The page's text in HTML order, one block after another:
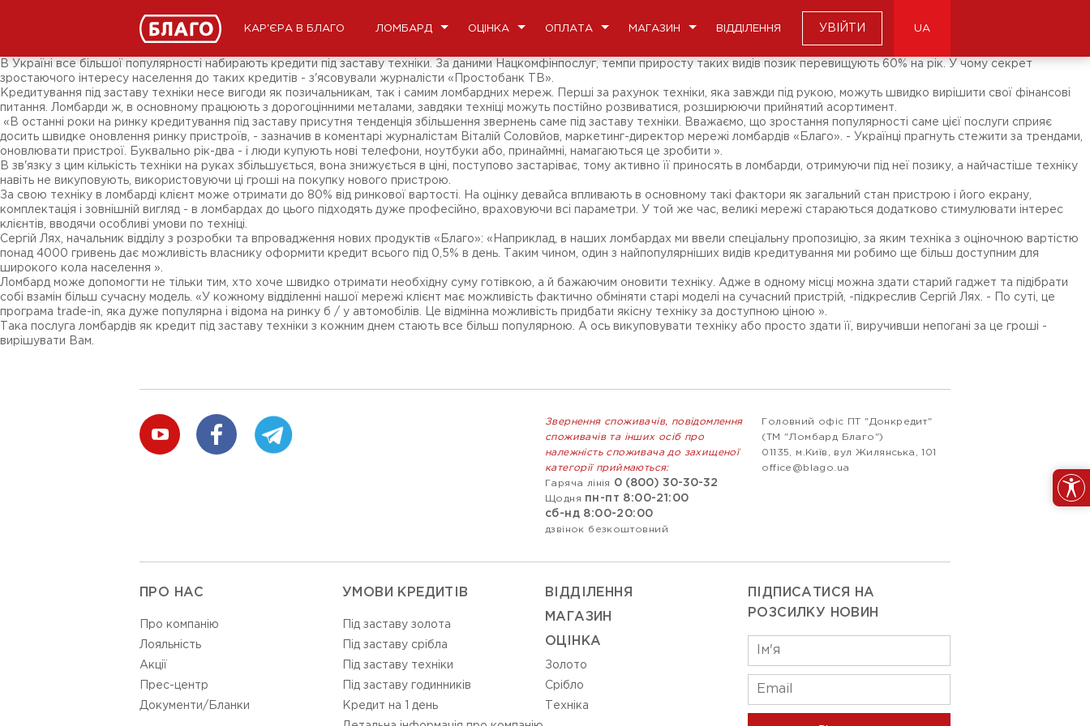
КАР'ЄРА В БЛАГО ЛОМБАРД ОЦІНКА ОПЛАТА МАГАЗИН ВІДДІЛЕННЯ УВІЙТИ UA
Подписчикам соц-сетей
В Україні все більшої популярності набирають кредити під заставу техніки. За даними Нацкомфінпослуг, темпи приросту таких видів позик перевищують 60% на рік. У чому секрет
зростаючого інтересу населення до таких кредитів - з'ясовували журналісти «Простобанк ТВ».
Кредитування під заставу техніки несе вигоди як позичальникам, так і самим ломбардних мереж. Перші за рахунок техніки, яка завжди під рукою, можуть швидко вирішити свої фінансові
питання. Ломбарди ж, в основному працюють з дорогоцінними металами, завдяки техніці можуть постійно розвиватися, розширюючи прийнятий асортимент.
«В останні роки на ринку кредитування під заставу присутня тенденція збільшення звернень саме під заставу техніки. Вважаємо, що зростання популярності саме цієї послуги сприяє
досить швидке оновлення ринку пристроїв, - зазначив в коментарі журналістам Віталій Соловйов, маркетинг-директор мережі ломбардів «Благо». - Українці прагнуть стежити за трендами,
оновлювати пристрої. Буквально рік-два - і люди купують нові телефони, ноутбуки або, принаймні, намагаються це зробити ».
В зв'язку з цим кількість техніки на руках збільшується, вона знижується в ціні, поступово застаріває, тому активно її приносять в ломбарди, отримуючи під неї позику, а найчастіше техніку
навіть не викуповують, використовуючи ці гроші на покупку нового пристрою.
За свою техніку в ломбарді клієнт може отримати до 80% від ринкової вартості. На оцінку девайса впливають в основному такі фактори як загальний стан пристрою і його екрану,
комплектація і зовнішній вигляд - в ломбардах до цього підходять дуже професійно, враховуючи всі параметри. У той же час, великі мережі стараються додатково стимулювати інтерес
клієнтів, вводячи особливі умови по техніці.
Сергій Лях, начальник відділу з розробки та впровадження нових продуктів «Благо»: «Наприклад, в наших ломбардах ми ввели спеціальну пропозицію, за яким техніка з оціночною вартістю
понад 4000 гривень дає можливість власнику оформити кредит всього під 0,5% в день. Таким чином, один з найпопулярніших видів кредитування ми робимо ще більш доступним для
широкого кола населення ».
Ломбард може допомогти не тільки тим, хто хоче швидко отримати необхідну суму готівкою, а й бажаючим оновити техніку. Адже в одному місці можна здати старий гаджет та підібрати
собі взамін більш сучасну модель. «У кожному відділенні нашої мережі клієнт має можливість фактично обміняти старі моделі на сучасний пристрій, -підкреслив Сергій Лях. - По суті, це
програма trade-in, яка дуже популярна і відома на ринку б / у автомобілів. Це відмінна можливість придбати якісну техніку за доступною ціною ».
Така послуга ломбардів як кредит під заставу техніки з кожним днем ​​стають все більш популярною. А ось викуповувати техніку або просто здати її, виручивши непогані за це гроші -
вирішувати Вам.
Звернення споживачів, повідомлення
споживачів та інших осіб про
належність споживача до захищеної
категорії приймаються:
Гаряча лінія
0 (800) 30-30-32
Щодня пн-пт 8:00-21:00
сб-нд 8:00-20:00
дзвінок безкоштовний
Головний офіс ПТ "Донкредит"
(ТМ "Ломбард Благо")
01135, м.Київ, вул Жилянська, 101
office@blago.ua
ПРО НАС
Про компанію
Лояльність
Акції
Прес-центр
Документи/Бланки
УМОВИ КРЕДИТІВ
Під заставу золота
Під заставу срібла
Під заставу техніки
Під заставу годинників
Кредит на 1 день
ВIДДIЛЕННЯ
МАГАЗИН
ОЦIНКА
Золото
Срiбло
Технiка
ПІДПИСАТИСЯ НА
РОЗСИЛКУ НОВИН